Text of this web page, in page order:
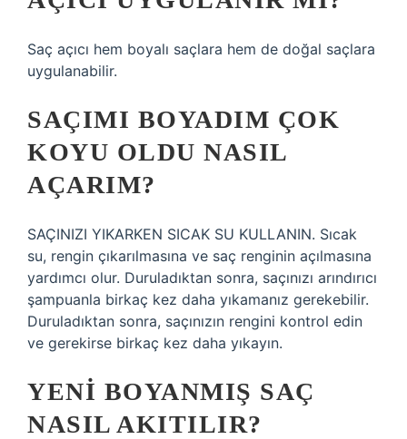
Saç açıcı hem boyalı saçlara hem de doğal saçlara
uygulanabilir.
SAÇIMI BOYADIM ÇOK
KOYU OLDU NASIL
AÇARIM?
SAÇINIZI YIKARKEN SICAK SU KULLANIN. Sıcak
su, rengin çıkarılmasına ve saç renginin açılmasına
yardımcı olur. Duruladıktan sonra, saçınızı arındırıcı
şampuanla birkaç kez daha yıkamanız gerekebilir.
Duruladıktan sonra, saçınızın rengini kontrol edin
ve gerekirse birkaç kez daha yıkayın.
YENI BOYANMIŞ SAÇ
NASIL AKITILIR?